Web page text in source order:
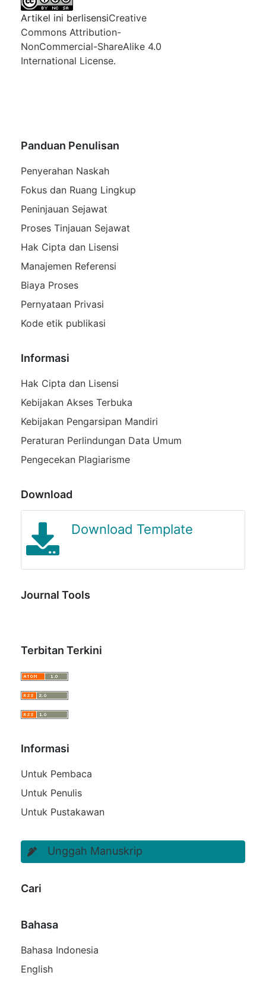
Artikel ini berlisensiCreative
Commons Attribution-
NonCommercial-ShareAlike 4.0
International License.
Panduan Penulisan
Penyerahan Naskah
Fokus dan Ruang Lingkup
Peninjauan Sejawat
Proses Tinjauan Sejawat
Hak Cipta dan Lisensi
Manajemen Referensi
Biaya Proses
Pernyataan Privasi
Kode etik publikasi
Informasi
Hak Cipta dan Lisensi
Kebijakan Akses Terbuka
Kebijakan Pengarsipan Mandiri
Peraturan Perlindungan Data Umum
Pengecekan Plagiarisme
Download
Journal Tools
Terbitan Terkini
Informasi
Untuk Pembaca
Untuk Penulis
Untuk Pustakawan
Unggah Manuskrip
Cari
Bahasa
Bahasa Indonesia
English